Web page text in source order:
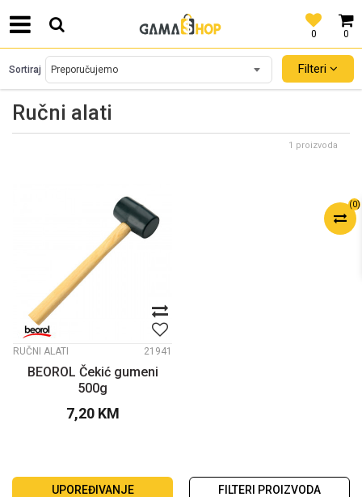
0
0
SIGURNO PLAĆANJE PLATNIM KARTICAMA!
(0)
Ručni alati
Sortiraj Filteri
1 proizvoda
RUČNI ALATI 21941
BEOROL Čekić gumeni
500g
7,20 KM
UPOREĐIVANJE FILTERI PROIZVODA